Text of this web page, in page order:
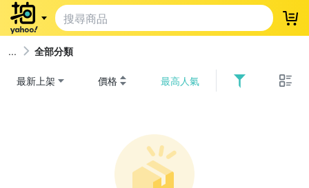
登
全部分類
最新上架 價格 最高人氣